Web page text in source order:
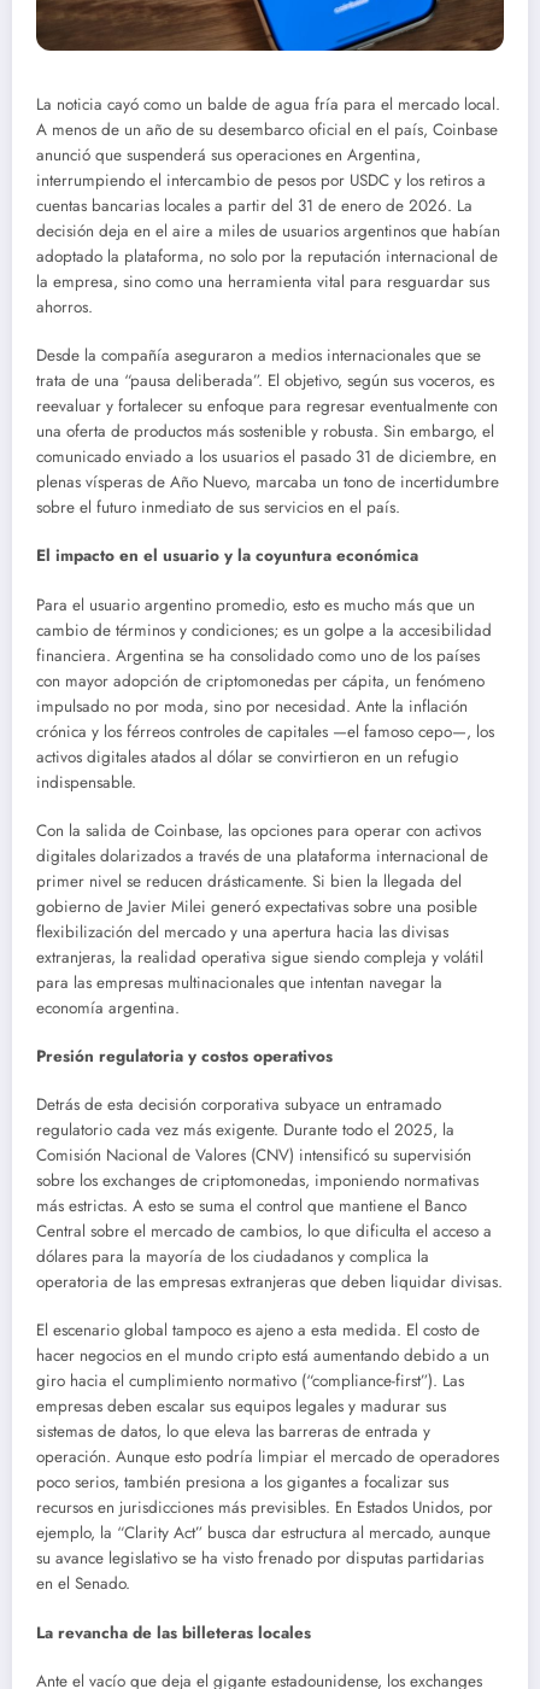
La noticia cayó como un balde de agua fría para el mercado local.
A menos de un año de su desembarco oficial en el país, Coinbase
anunció que suspenderá sus operaciones en Argentina,
interrumpiendo el intercambio de pesos por USDC y los retiros a
cuentas bancarias locales a partir del 31 de enero de 2026. La
decisión deja en el aire a miles de usuarios argentinos que habían
adoptado la plataforma, no solo por la reputación internacional de
la empresa, sino como una herramienta vital para resguardar sus
ahorros.
Desde la compañía aseguraron a medios internacionales que se
trata de una “pausa deliberada”. El objetivo, según sus voceros, es
reevaluar y fortalecer su enfoque para regresar eventualmente con
una oferta de productos más sostenible y robusta. Sin embargo, el
comunicado enviado a los usuarios el pasado 31 de diciembre, en
plenas vísperas de Año Nuevo, marcaba un tono de incertidumbre
sobre el futuro inmediato de sus servicios en el país.
El impacto en el usuario y la coyuntura económica
Para el usuario argentino promedio, esto es mucho más que un
cambio de términos y condiciones; es un golpe a la accesibilidad
financiera. Argentina se ha consolidado como uno de los países
con mayor adopción de criptomonedas per cápita, un fenómeno
impulsado no por moda, sino por necesidad. Ante la inflación
crónica y los férreos controles de capitales —el famoso cepo—, los
activos digitales atados al dólar se convirtieron en un refugio
indispensable.
Con la salida de Coinbase, las opciones para operar con activos
digitales dolarizados a través de una plataforma internacional de
primer nivel se reducen drásticamente. Si bien la llegada del
gobierno de Javier Milei generó expectativas sobre una posible
flexibilización del mercado y una apertura hacia las divisas
extranjeras, la realidad operativa sigue siendo compleja y volátil
para las empresas multinacionales que intentan navegar la
economía argentina.
Presión regulatoria y costos operativos
Detrás de esta decisión corporativa subyace un entramado
regulatorio cada vez más exigente. Durante todo el 2025, la
Comisión Nacional de Valores (CNV) intensificó su supervisión
sobre los exchanges de criptomonedas, imponiendo normativas
más estrictas. A esto se suma el control que mantiene el Banco
Central sobre el mercado de cambios, lo que dificulta el acceso a
dólares para la mayoría de los ciudadanos y complica la
operatoria de las empresas extranjeras que deben liquidar divisas.
El escenario global tampoco es ajeno a esta medida. El costo de
hacer negocios en el mundo cripto está aumentando debido a un
giro hacia el cumplimiento normativo (“compliance-first”). Las
empresas deben escalar sus equipos legales y madurar sus
sistemas de datos, lo que eleva las barreras de entrada y
operación. Aunque esto podría limpiar el mercado de operadores
poco serios, también presiona a los gigantes a focalizar sus
recursos en jurisdicciones más previsibles. En Estados Unidos, por
ejemplo, la “Clarity Act” busca dar estructura al mercado, aunque
su avance legislativo se ha visto frenado por disputas partidarias
en el Senado.
La revancha de las billeteras locales
Ante el vacío que deja el gigante estadounidense, los exchanges